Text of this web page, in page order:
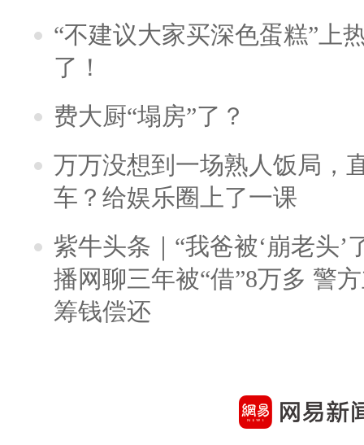
“不建议大家买深色蛋糕”上
了！
费大厨“塌房”了？
万万没想到一场熟人饭局，
车？给娱乐圈上了一课
紫牛头条｜“我爸被‘崩老头’
播网聊三年被“借”8万多 警
筹钱偿还